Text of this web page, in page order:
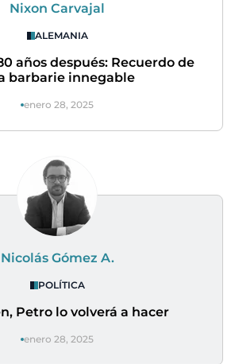
Nixon Carvajal
ALEMANIA
años después: Recuerdo de
barbarie innegable
enero 28, 2025
Nicolás Gómez A.
POLÍTICA
Petro lo volverá a hacer
enero 28, 2025